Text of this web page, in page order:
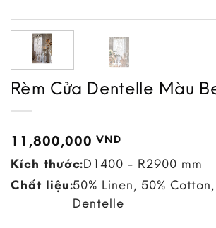
Rèm Cửa Dentelle Màu
11,800,000VND
Kích thước:D1400 - R2900 mm
Chất liệu:50% Linen, 50%
Dentelle